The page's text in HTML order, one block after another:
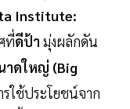
Institute:
ที่ดีป้า มุ่งผลักดัน
ดใหญ่ (Big
ใช้ประโยชน์จาก